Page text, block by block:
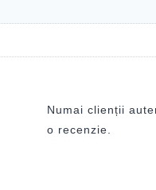
Numai clienții
o recenzie.